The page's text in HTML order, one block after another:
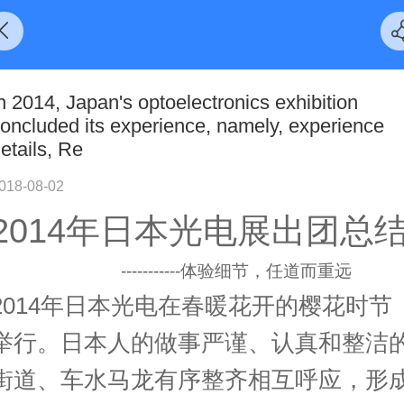
2014, Japan's optoelectronics exhibition
its experience, namely, experience
Re
08-02
年日本光电展出团总
-----------体验细节，任道而重远
年日本光电在春暖花开的樱花时节
行。
日本人的做事严谨、认真和整洁
道、 车水马龙有序整齐相互呼应，形